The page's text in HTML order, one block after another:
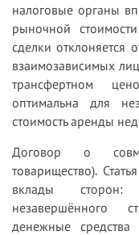
налоговые органы
рыночной
сделки
взаимозависимых
трансфертном
оптимальна для
стоимость аренды
Договор о
товарищество).
вклады сторон:
незавершённого
денежные средства